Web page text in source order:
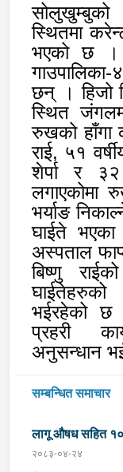
स्थितमा
भएको छ ।
गाउपालिका-
छन् । हिजो
स्थित
रुखको हाँगा
राई, ५१
शेर्पा र ३२
लगाएकोमा
भर्याङ
घाईते भएका
अस्पताल
बिष्णु
भईरहेको छ
प्रहरी
अनुसन्धान
सम्बन्धित समाचार
लागू औषध सहित
२०८३-०४-२४